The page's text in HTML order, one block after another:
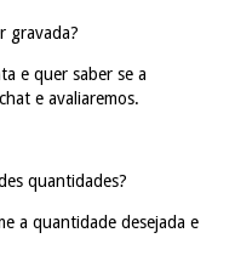
gravada?
e quer saber se a
e avaliaremos.
quantidades?
a quantidade desejada e